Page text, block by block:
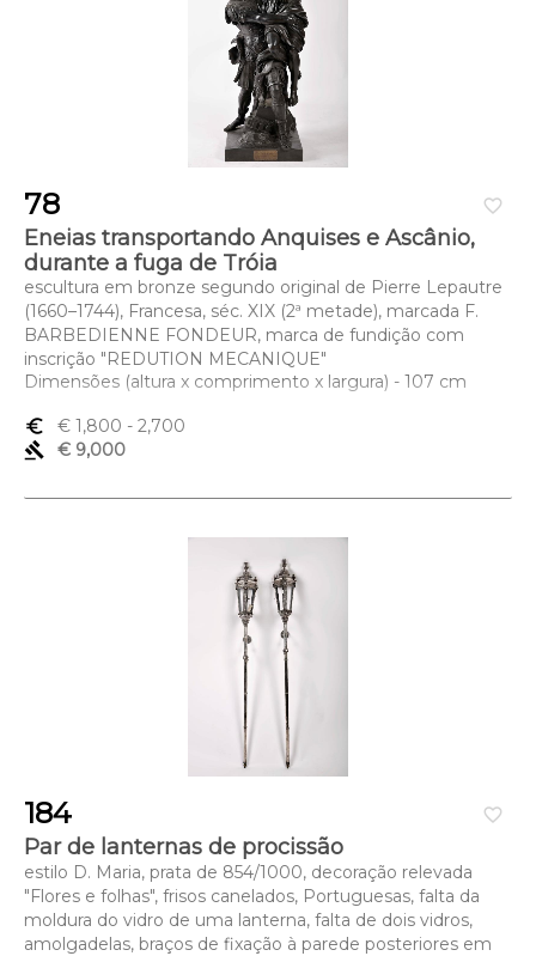
favorite_border
78
Eneias transportando Anquises e Ascânio,
durante a fuga de Tróia
escultura em bronze segundo original de Pierre Lepautre
(1660–1744), Francesa, séc. XIX (2ª metade), marcada F.
BARBEDIENNE FONDEUR, marca de fundição com
inscrição "REDUTION MECANIQUE"
Dimensões (altura x comprimento x largura) - 107 cm
euro_symbol € 1,800 - 2,700
gavel
€ 9,000
favorite_border
184
Par de lanternas de procissão
estilo D. Maria, prata de 854/1000, decoração relevada
"Flores e folhas", frisos canelados, Portuguesas, falta da
moldura do vidro de uma lanterna, falta de dois vidros,
amolgadelas, braços de fixação à parede posteriores em